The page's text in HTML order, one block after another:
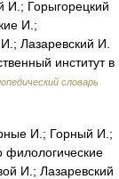
Горыгорецкий
И.;
Лазаревский И.
институт в
словарь
И.; Горный И.;
филологические
И.; Лазаревский